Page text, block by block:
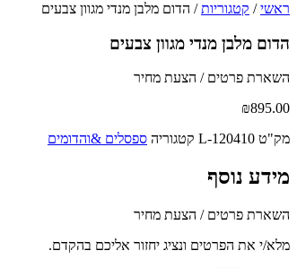
ראשי/ קטגוריות/ הדום מלבן מנדי מגוון צבעים
הדום מלבן מנדי מגוון צבעים
השארת פרטים / הצעת מחיר
₪895.00
מק"ט L-120410 קטגוריה ספסלים &והדומים
מידע נוסף
השארת פרטים / הצעת מחיר
מלא/י את הפרטים ונציג יחזור אליכם בהקדם.